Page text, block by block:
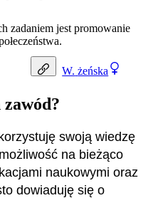
W. żeńska
zadaniem jest promowanie
swoją wiedzę
na bieżąco
naukowymi oraz
dowiaduję się o